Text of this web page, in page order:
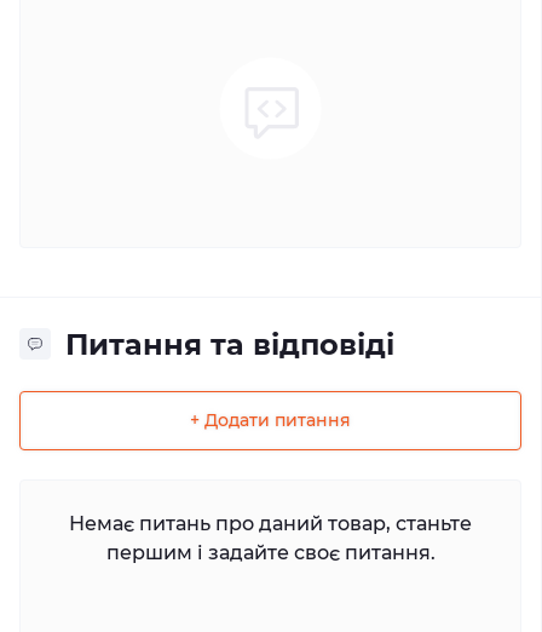
Питання та відповіді
+ Додати питання
Немає питань про даний товар, станьте
першим і задайте своє питання.